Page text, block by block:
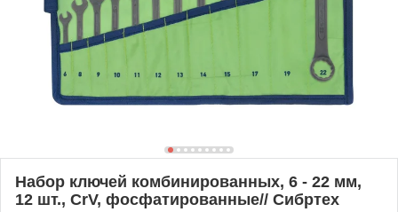
Набор ключей комбинированных, 6 - 22 мм,
12 шт., CrV, фосфатированные// Сибртех